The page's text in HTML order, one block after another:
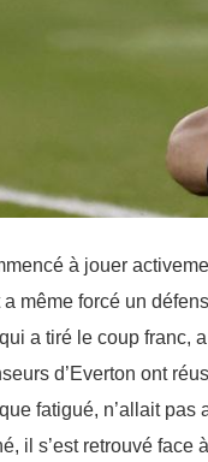
à jouer
même forcé un
a tiré le coup franc,
d’Everton ont
fatigué, n’allait
il s’est retrouvé